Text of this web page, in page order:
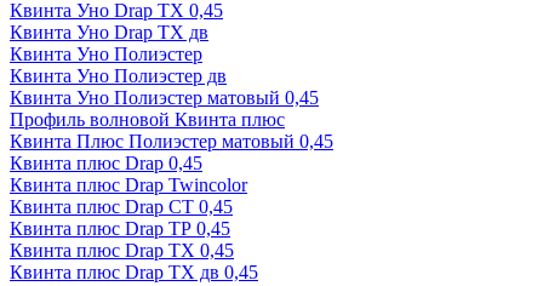
Квинта Уно Drap ТХ 0,45
Квинта Уно Drap ТХ дв
Квинта Уно Полиэстер
Квинта Уно Полиэстер дв
Квинта Уно Полиэстер матовый 0,45
Профиль волновой Квинта плюс
Квинта Плюс Полиэстер матовый 0,45
Квинта плюс Drap 0,45
Квинта плюс Drap Twincolor
Квинта плюс Drap СТ 0,45
Квинта плюс Drap ТР 0,45
Квинта плюс Drap ТХ 0,45
Квинта плюс Drap ТХ дв 0,45